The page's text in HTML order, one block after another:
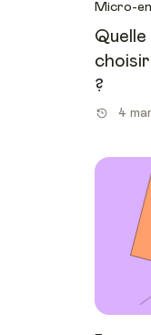
Micro-
Quelle
?
4